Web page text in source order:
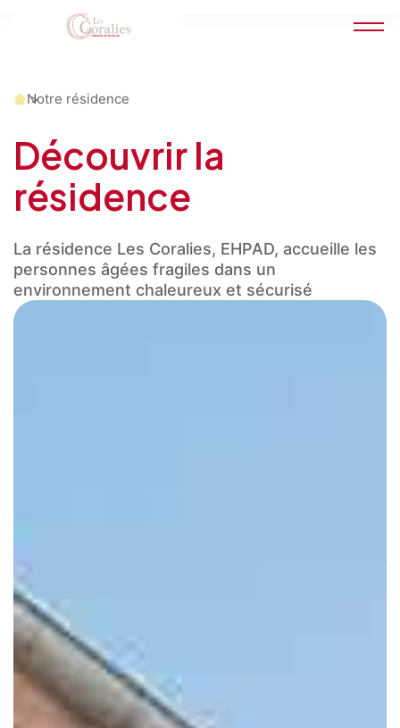
Accueil
Notre résidence
Découvrir la
résidence
La résidence Les Coralies, EHPAD, accueille les
personnes âgées fragiles dans un
environnement chaleureux et sécurisé